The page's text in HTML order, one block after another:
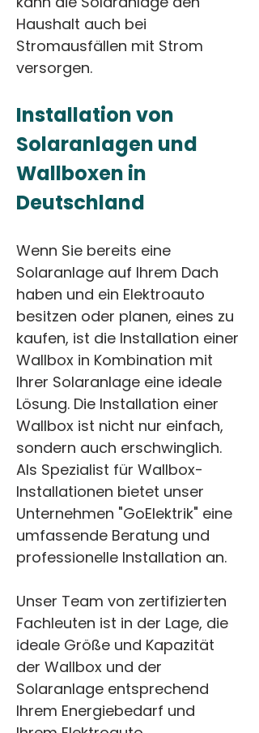
Haushalt auch bei
Stromausfällen mit Strom
versorgen.
Installation von
Solaranlagen und
Wallboxen in
Deutschland
Wenn Sie bereits eine
Solaranlage auf Ihrem Dach
haben und ein Elektroauto
besitzen oder planen, eines zu
kaufen, ist die Installation einer
Wallbox in Kombination mit
Ihrer Solaranlage eine ideale
Lösung. Die Installation einer
Wallbox ist nicht nur einfach,
sondern auch erschwinglich.
Als Spezialist für Wallbox-
Installationen bietet unser
Unternehmen "GoElektrik" eine
umfassende Beratung und
professionelle Installation an.
Unser Team von zertifizierten
Fachleuten ist in der Lage, die
ideale Größe und Kapazität
der Wallbox und der
Solaranlage entsprechend
Ihrem Energiebedarf und